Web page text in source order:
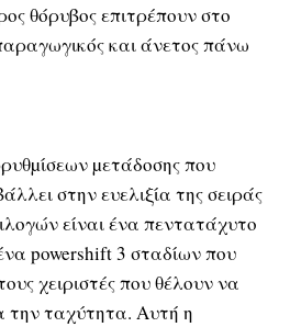
θόρυβος επιτρέπουν στο
και άνετος πάνω
µετάδοσης που
στην ευελιξία της σειράς
είναι ένα πεντατάχυτο
powershift 3 σταδίων που
χειριστές που θέλουν να
την ταχύτητα. Αυτή η